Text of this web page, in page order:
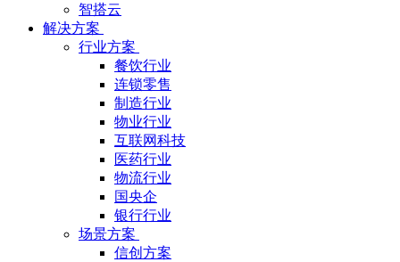
智搭云
解决方案
行业方案
餐饮行业
连锁零售
制造行业
物业行业
互联网科技
医药行业
物流行业
国央企
银行行业
场景方案
信创方案